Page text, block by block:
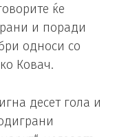
ќе
и поради
односи со
Ковач.
десет гола и